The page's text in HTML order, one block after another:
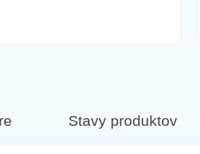
Stavy produktov